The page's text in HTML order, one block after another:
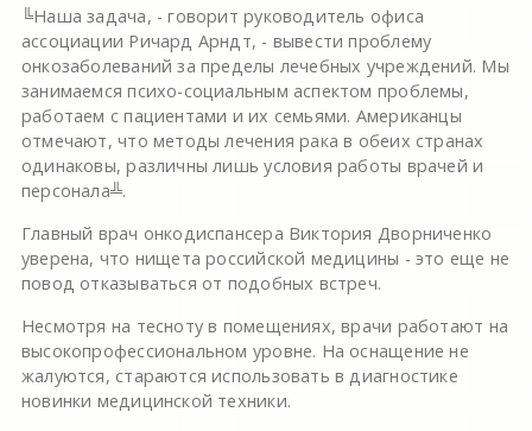
╚Наша задача, - говорит руководитель офиса
ассоциации Ричард Арндт, - вывести проблему
онкозаболеваний за пределы лечебных учреждений. Мы
занимаемся психо-социальным аспектом проблемы,
работаем с пациентами и их семьями. Американцы
отмечают, что методы лечения рака в обеих странах
одинаковы, различны лишь условия работы врачей и
персонала╩.
Главный врач онкодиспансера Виктория Дворниченко
уверена, что нищета российской медицины - это еще не
повод отказываться от подобных встреч.
Несмотря на тесноту в помещениях, врачи работают на
высокопрофессиональном уровне. На оснащение не
жалуются, стараются использовать в диагностике
новинки медицинской техники.